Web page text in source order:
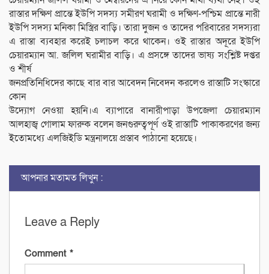
রাস্তার দক্ষিণ প্রান্তে ইউপি সদস্য সমীরণ ঘরামী ও দক্ষিণ-পশ্চিম প্রান্তে নারী
ইউপি সদস্য মনিকা মিস্ত্রির বাড়ি। তারা দুজন ও তাদের পরিবারের সদস্যরা
এ রাস্তা ব্যবহার করেই চলাচল করে থাকেন। ওই রাস্তার অদূরে ইউপি
চেয়ারম্যান আ. জলিল ঘরামীর বাড়ি। এ প্রসঙ্গে তাদের ভাষ্য সংশ্লিষ্ট দপ্তর
ও শীর্ষ
জনপ্রতিনিধিদের কাছে বার বার আবেদন নিবেদন করলেও রাস্তাটি সংস্কারে
কোন
উদ্যোগ নেওয়া হয়নি।এ ব্যাপারে বানারীপাড়া উপজেলা চেয়ারম্যান
আলহাজ্ব গোলাম ফারুক বলেন জনগুরুত্বপূর্ণ ওই রাস্তাটি পাকাকরণের জন্য
ইতোমধ্যে এলজিইডি মন্ত্রনালয়ে প্রস্তাব পাঠানো হয়েছে।
আপনার মতামত লিখুন :
Leave a Reply
Comment *